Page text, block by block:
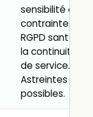
sensibilité aux
contraintes
RGPD santé, à
la continuité
de service.
Astreintes
possibles.